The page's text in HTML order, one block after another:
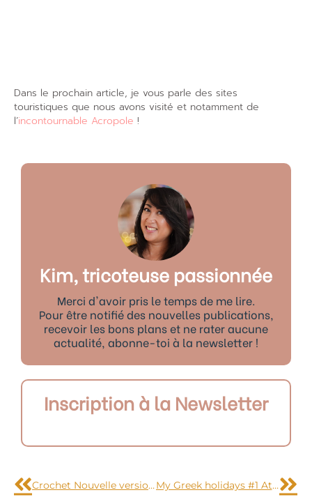
Dans le prochain article, je vous parle des sites
touristiques que nous avons visité et notamment de
l’incontournable Acropole !
Kim, tricoteuse passionnée
Merci d'avoir pris le temps de me lire.
Pour être notifié des nouvelles publications,
recevoir les bons plans et ne rater aucune
actualité, abonne-toi à la newsletter !
Inscription à la Newsletter
Crochet Nouvelle version de la pochette écailles My Greek holidays #1 Athens